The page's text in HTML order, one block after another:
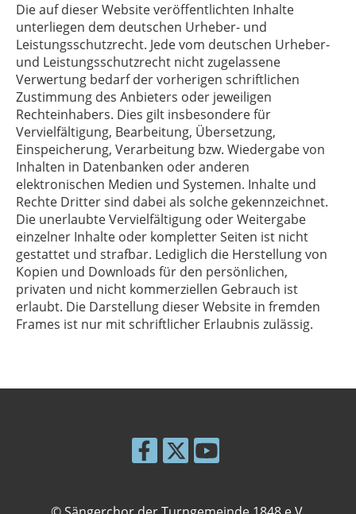
Die auf dieser Website veröffentlichten Inhalte
unterliegen dem deutschen Urheber- und
Leistungsschutzrecht. Jede vom deutschen Urheber-
und Leistungsschutzrecht nicht zugelassene
Verwertung bedarf der vorherigen schriftlichen
Zustimmung des Anbieters oder jeweiligen
Rechteinhabers. Dies gilt insbesondere für
Vervielfältigung, Bearbeitung, Übersetzung,
Einspeicherung, Verarbeitung bzw. Wiedergabe von
Inhalten in Datenbanken oder anderen
elektronischen Medien und Systemen. Inhalte und
Rechte Dritter sind dabei als solche gekennzeichnet.
Die unerlaubte Vervielfältigung oder Weitergabe
einzelner Inhalte oder kompletter Seiten ist nicht
gestattet und strafbar. Lediglich die Herstellung von
Kopien und Downloads für den persönlichen,
privaten und nicht kommerziellen Gebrauch ist
erlaubt. Die Darstellung dieser Website in fremden
Frames ist nur mit schriftlicher Erlaubnis zulässig.